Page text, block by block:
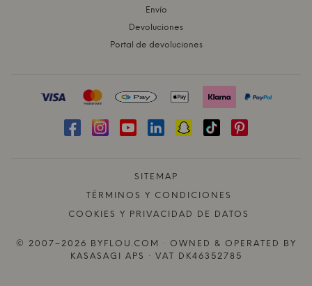
Envío
Devoluciones
Portal de devoluciones
SITEMAP
TÉRMINOS Y CONDICIONES
COOKIES Y PRIVACIDAD DE DATOS
© 2007–2026 BYFLOU.COM · OWNED & OPERATED BY
KASASAGI APS · VAT DK46352785